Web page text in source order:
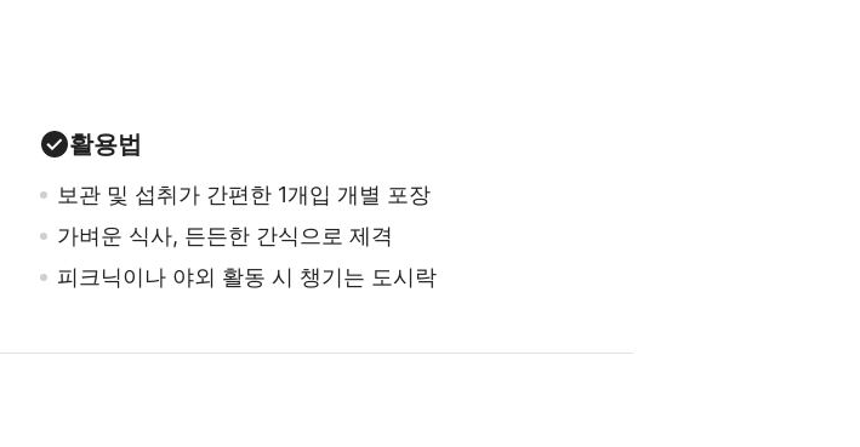
활용법
보관 및 섭취가 간편한 1개입 개별 포장
가벼운 식사, 든든한 간식으로 제격
피크닉이나 야외 활동 시 챙기는 도시락